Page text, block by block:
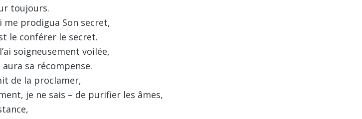
toujours.
prodigua Son secret,
le conférer le secret.
soigneusement voilée,
sa récompense.
de la proclamer,
je ne sais – de purifier les âmes,